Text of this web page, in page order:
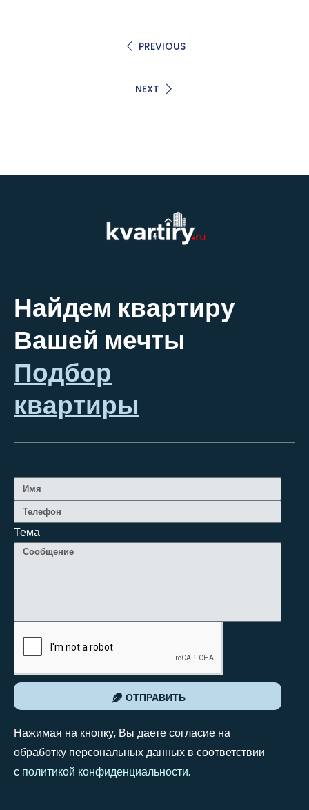
PREVIOUS
NEXT
Найдем квартиру
Вашей мечты
Подбор
квартиры
Тема
ОТПРАВИТЬ
Нажимая на кнопку, Вы даете согласие на
обработку персональных данных в соответствии
с политикой конфиденциальности.